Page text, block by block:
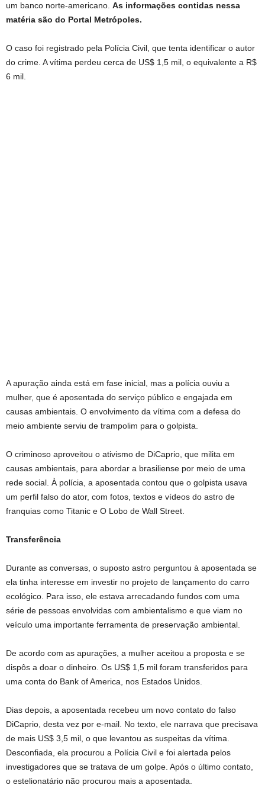
um banco norte-americano. As informações contidas nessa
matéria são do Portal Metrópoles.
O caso foi registrado pela Polícia Civil, que tenta identificar o autor
do crime. A vítima perdeu cerca de US$ 1,5 mil, o equivalente a R$
6 mil.
A apuração ainda está em fase inicial, mas a polícia ouviu a
mulher, que é aposentada do serviço público e engajada em
causas ambientais. O envolvimento da vítima com a defesa do
meio ambiente serviu de trampolim para o golpista.
O criminoso aproveitou o ativismo de DiCaprio, que milita em
causas ambientais, para abordar a brasiliense por meio de uma
rede social. À polícia, a aposentada contou que o golpista usava
um perfil falso do ator, com fotos, textos e vídeos do astro de
franquias como Titanic e O Lobo de Wall Street.
Transferência
Durante as conversas, o suposto astro perguntou à aposentada se
ela tinha interesse em investir no projeto de lançamento do carro
ecológico. Para isso, ele estava arrecadando fundos com uma
série de pessoas envolvidas com ambientalismo e que viam no
veículo uma importante ferramenta de preservação ambiental.
De acordo com as apurações, a mulher aceitou a proposta e se
dispôs a doar o dinheiro. Os US$ 1,5 mil foram transferidos para
uma conta do Bank of America, nos Estados Unidos.
Dias depois, a aposentada recebeu um novo contato do falso
DiCaprio, desta vez por e-mail. No texto, ele narrava que precisava
de mais US$ 3,5 mil, o que levantou as suspeitas da vítima.
Desconfiada, ela procurou a Polícia Civil e foi alertada pelos
investigadores que se tratava de um golpe. Após o último contato,
o estelionatário não procurou mais a aposentada.